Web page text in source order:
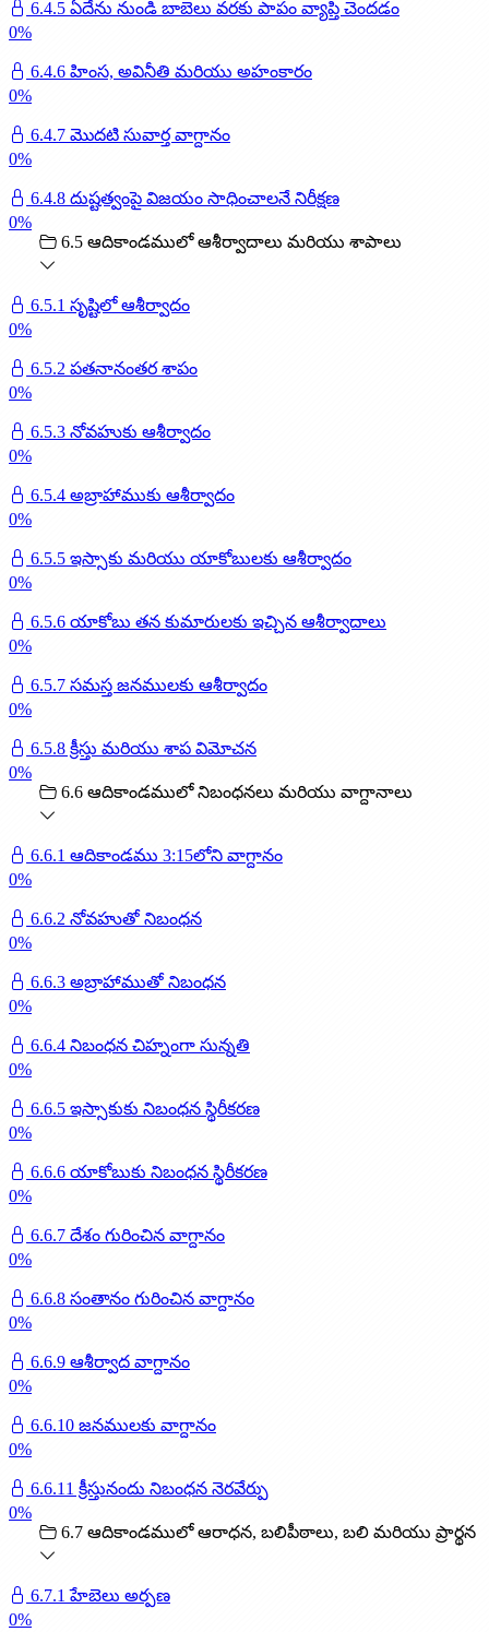
6.4.5 ఏదేను నుండి బాబెలు వరకు పాపం వ్యాప్తి చెందడం
0%
6.4.6 హింస, అవినీతి మరియు అహంకారం
0%
6.4.7 మొదటి సువార్త వాగ్దానం
0%
6.4.8 దుష్టత్వంపై విజయం సాధించాలనే నిరీక్షణ
0%
6.5 ఆదికాండములో ఆశీర్వాదాలు మరియు శాపాలు
6.5.1 సృష్టిలో ఆశీర్వాదం
0%
6.5.2 పతనానంతర శాపం
0%
6.5.3 నోవహుకు ఆశీర్వాదం
0%
6.5.4 అబ్రాహాముకు ఆశీర్వాదం
0%
6.5.5 ఇస్సాకు మరియు యాకోబులకు ఆశీర్వాదం
0%
6.5.6 యాకోబు తన కుమారులకు ఇచ్చిన ఆశీర్వాదాలు
0%
6.5.7 సమస్త జనములకు ఆశీర్వాదం
0%
6.5.8 క్రీస్తు మరియు శాప విమోచన
0%
6.6 ఆదికాండములో నిబంధనలు మరియు వాగ్దానాలు
6.6.1 ఆదికాండము 3:15లోని వాగ్దానం
0%
6.6.2 నోవహుతో నిబంధన
0%
6.6.3 అబ్రాహాముతో నిబంధన
0%
6.6.4 నిబంధన చిహ్నంగా సున్నతి
0%
6.6.5 ఇస్సాకుకు నిబంధన స్థిరీకరణ
0%
6.6.6 యాకోబుకు నిబంధన స్థిరీకరణ
0%
6.6.7 దేశం గురించిన వాగ్దానం
0%
6.6.8 సంతానం గురించిన వాగ్దానం
0%
6.6.9 ఆశీర్వాద వాగ్దానం
0%
6.6.10 జనములకు వాగ్దానం
0%
6.6.11 క్రీస్తునందు నిబంధన నెరవేర్పు
0%
6.7 ఆదికాండములో ఆరాధన, బలిపీఠాలు, బలి మరియు ప్రార్థన
6.7.1 హేబెలు అర్పణ
0%